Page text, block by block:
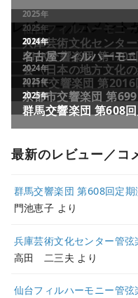
レビュー／コメント
最新のレビュー／コ
群馬交響楽団 第608回定期
門池恵子 より
兵庫芸術文化センター管
高田 二三夫 より
仙台フィルハーモニー管